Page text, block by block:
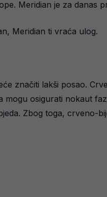
Meridian je za danas
Meridian ti vraća ulog.
značiti lakši posao.
osigurati nokaut
Zbog toga, crveno-